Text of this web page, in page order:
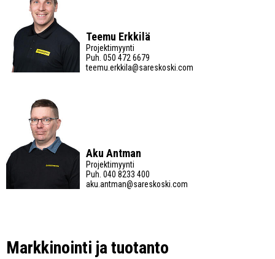
Teemu Erkkilä
Projektimyynti
Puh. 050 472 6679
teemu.erkkila@sareskoski.com
Aku Antman
Projektimyynti
Puh. 040 8233 400
aku.antman@sareskoski.com
Markkinointi ja tuotanto